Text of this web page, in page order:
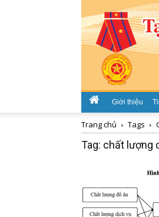
Giới thiệu
Trang chủ Tags
Tag: chất lượng